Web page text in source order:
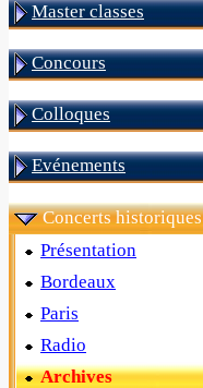
Master classes
Concours
Colloques
Evénements
Concerts historiques
Présentation
Bordeaux
Paris
Radio
Archives